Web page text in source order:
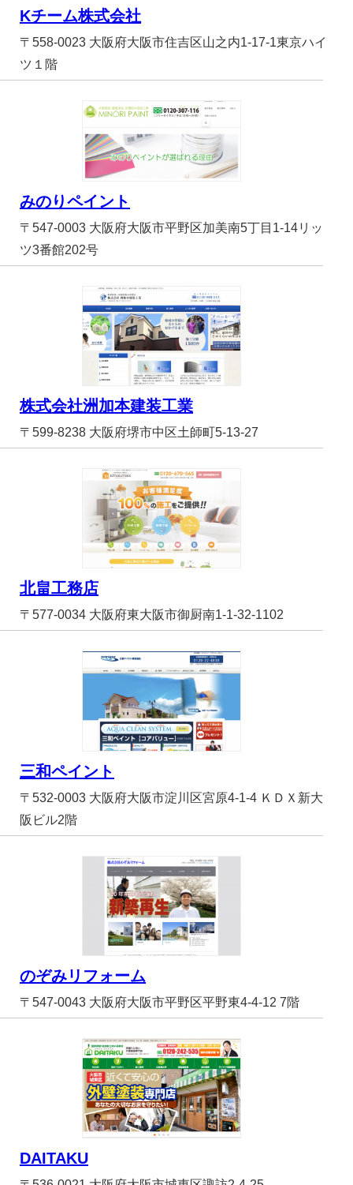
Kチーム株式会社
〒558-0023 大阪府大阪市住吉区山之内1-17-1東京ハイ
ツ１階
みのりペイント
〒547-0003 大阪府大阪市平野区加美南5丁目1-14リッ
ツ3番館202号
株式会社洲加本建装工業
〒599-8238 大阪府堺市中区土師町5-13-27
北畠工務店
〒577-0034 大阪府東大阪市御厨南1-1-32-1102
三和ペイント
〒532-0003 大阪府大阪市淀川区宮原4-1-4 ＫＤＸ新大
阪ビル2階
のぞみリフォーム
〒547-0043 大阪府大阪市平野区平野東4-4-12 7階
DAITAKU